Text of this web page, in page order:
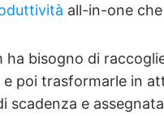
all-in-one
ha bisogno di
e poi trasformarle in
scadenza e